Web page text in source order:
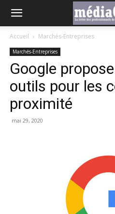
Accueil Marchés-Entreprises
Marchés-Entreprises
Google
outils pour les
proximité
mai 29, 2020